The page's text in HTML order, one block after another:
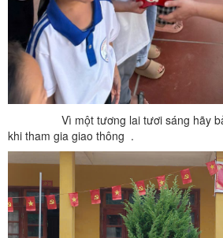
Vì một tương lai tươi sáng hãy bảo
khi tham gia giao thông .